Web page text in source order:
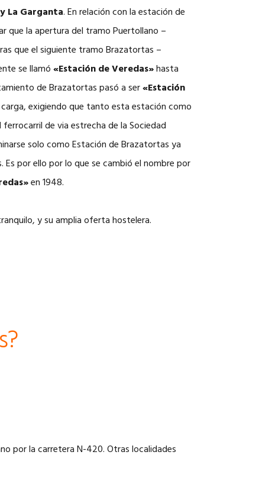
La Garganta. En relación con la estación de
que la apertura del tramo Puertollano –
que el siguiente tramo Brazatortas –
se llamó«Estación de Veredas»hasta
de Brazatortas pasó a ser«Estación
exigiendo que tanto esta estación como
de via estrecha de la Sociedad
solo como Estación de Brazatortas ya
por ello por lo que se cambió el nombre por
en 1948.
y su amplia oferta hostelera.
por la carretera N-420. Otras localidades